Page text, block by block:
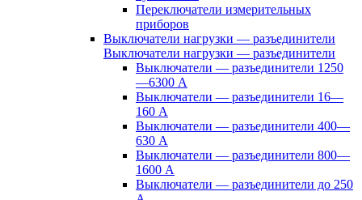
Переключатели измерительных
приборов
Выключатели нагрузки — разъединители
Выключатели нагрузки — разъединители
Выключатели — разъединители 1250
—6300 А
Выключатели — разъединители 16—
160 А
Выключатели — разъединители 400—
630 А
Выключатели — разъединители 800—
1600 А
Выключатели — разъединители до 250